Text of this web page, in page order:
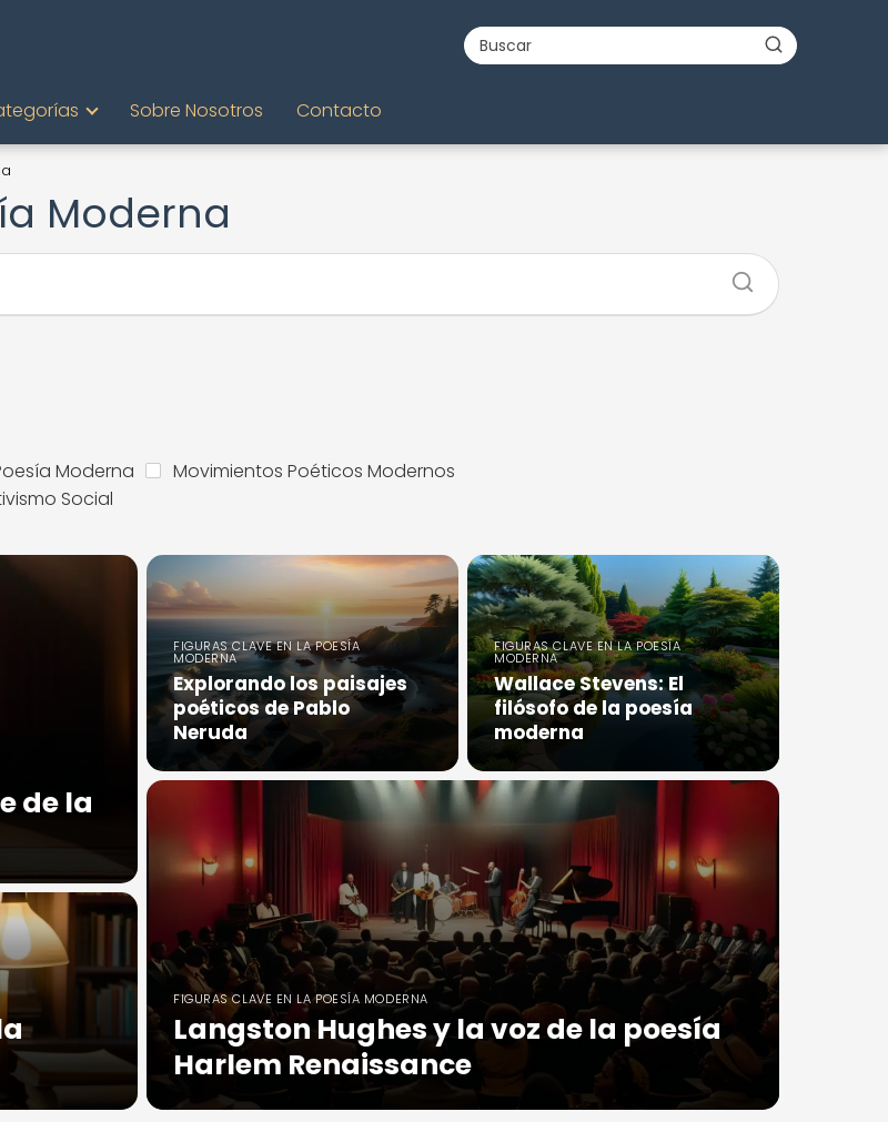
Sobre Nosotros Contacto
Moderna
Moderna
Movimientos Poéticos Modernos
Social
de la
FIGURAS CLAVE EN LA POESÍA
MODERNA
Explorando los paisajes
poéticos de Pablo
Neruda
FIGURAS CLAVE EN LA POESÍA
MODERNA
Wallace Stevens: El
filósofo de la poesía
moderna
FIGURAS CLAVE EN LA POESÍA MODERNA
Langston Hughes y la voz de la poesía
Harlem Renaissance